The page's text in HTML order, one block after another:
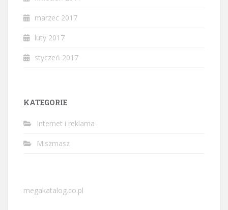
marzec 2017
luty 2017
styczeń 2017
KATEGORIE
Internet i reklama
Miszmasz
megakatalog.co.pl